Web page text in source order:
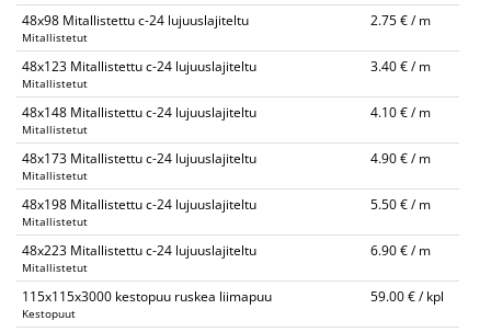
48x98 Mitallistettu c-24 lujuuslajiteltu
Mitallistetut
2.75 € / m
48x123 Mitallistettu c-24 lujuuslajiteltu
Mitallistetut
3.40 € / m
48x148 Mitallistettu c-24 lujuuslajiteltu
Mitallistetut
4.10 € / m
48x173 Mitallistettu c-24 lujuuslajiteltu
Mitallistetut
4.90 € / m
48x198 Mitallistettu c-24 lujuuslajiteltu
Mitallistetut
5.50 € / m
48x223 Mitallistettu c-24 lujuuslajiteltu
Mitallistetut
6.90 € / m
115x115x3000 kestopuu ruskea liimapuu
Kestopuut
59.00 € / kpl